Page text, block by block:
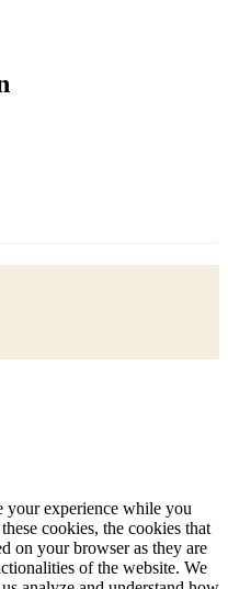
your experience while you
cookies, the cookies that
on your browser as they are
of the website. We